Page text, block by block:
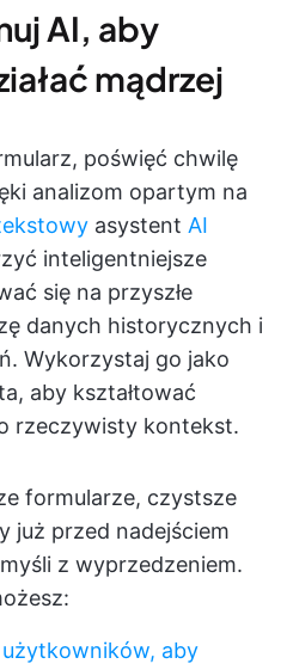
AI, aby
mądrzej
poświęć chwilę
analizom opartym na
asystent AI
inteligentniejsze
się na przyszłe
danych historycznych i
Wykorzystaj go jako
aby kształtować
rzeczywisty kontekst.
formularze, czystsze
już przed nadejściem
z wyprzedzeniem.
, aby